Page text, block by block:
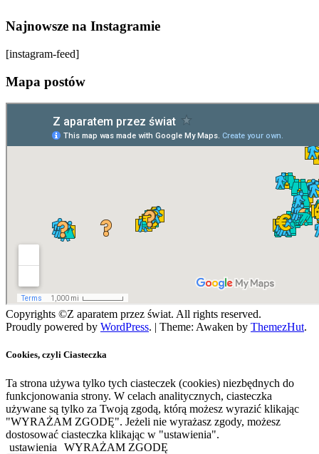
Najnowsze na Instagramie
[instagram-feed]
Mapa postów
Copyrights ©Z aparatem przez świat. All rights reserved.
Proudly powered by WordPress. | Theme: Awaken by ThemezHut.
Cookies, czyli Ciasteczka
Ta strona używa tylko tych ciasteczek (cookies) niezbędnych do
funkcjonowania strony. W celach analitycznych, ciasteczka
używane są tylko za Twoją zgodą, którą możesz wyrazić klikając
"WYRAŻAM ZGODĘ". Jeżeli nie wyrażasz zgody, możesz
dostosować ciasteczka klikając w "ustawienia".
ustawienia
WYRAŻAM ZGODĘ